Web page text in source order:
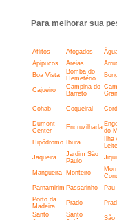
Para melhorar sua
Aflitos Afogados
Apipucos
Areias
Boa Vista
Bomba do
Hemetério
Cajueiro
Campina do
Barreto
Cohab Coqueiral
Dumont
Center
Encruzilhada do
Hipódromo Ibura
Ilha
Leite
Jaqueira
Jardim São
Paulo
Mangueira Monteiro
Parnamirim Passarinho
Porto da
Madeira
Prado
Santo
Santo
São